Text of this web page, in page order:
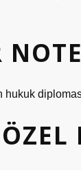
hukuk